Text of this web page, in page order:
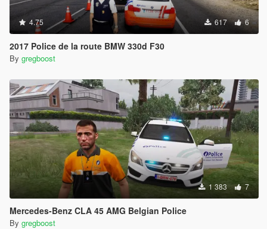
4.75 617 6
2017 Police de la route BMW 330d F30
By gregboost
1 383 7
Mercedes-Benz CLA 45 AMG Belgian Police
By gregboost